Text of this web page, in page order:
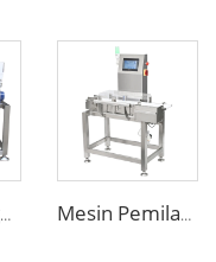
Detektor Logam Tabung Pipa Cairan Makanan Kustom untuk Pasta Saus Mesin Pemilahan Berat Dinamis Online CW150 untuk Industri Makanan